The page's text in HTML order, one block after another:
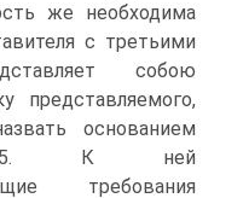
же необходима
с третьими
собою
представляемого,
основанием
К ней
требования